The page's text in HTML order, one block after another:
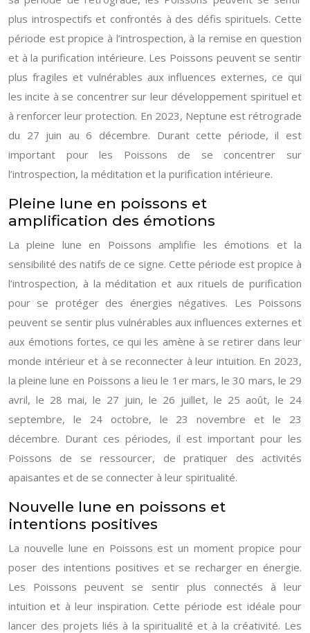
plus introspectifs et confrontés à des défis spirituels. Cette
période est propice à l’introspection, à la remise en question
et à la purification intérieure. Les Poissons peuvent se sentir
plus fragiles et vulnérables aux influences externes, ce qui
les incite à se concentrer sur leur développement spirituel et
à renforcer leur protection. En 2023, Neptune est rétrograde
du 27 juin au 6 décembre. Durant cette période, il est
important pour les Poissons de se concentrer sur
l’introspection, la méditation et la purification intérieure.
Pleine lune en poissons et
amplification des émotions
La pleine lune en Poissons amplifie les émotions et la
sensibilité des natifs de ce signe. Cette période est propice à
l’introspection, à la méditation et aux rituels de purification
pour se protéger des énergies négatives. Les Poissons
peuvent se sentir plus vulnérables aux influences externes et
aux émotions fortes, ce qui les amène à se retirer dans leur
monde intérieur et à se reconnecter à leur intuition. En 2023,
la pleine lune en Poissons a lieu le 1er mars, le 30 mars, le 29
avril, le 28 mai, le 27 juin, le 26 juillet, le 25 août, le 24
septembre, le 24 octobre, le 23 novembre et le 23
décembre. Durant ces périodes, il est important pour les
Poissons de se ressourcer, de pratiquer des activités
apaisantes et de se connecter à leur spiritualité.
Nouvelle lune en poissons et
intentions positives
La nouvelle lune en Poissons est un moment propice pour
poser des intentions positives et se recharger en énergie.
Les Poissons peuvent se sentir plus connectés à leur
intuition et à leur inspiration. Cette période est idéale pour
lancer des projets liés à la spiritualité et à la créativité. Les